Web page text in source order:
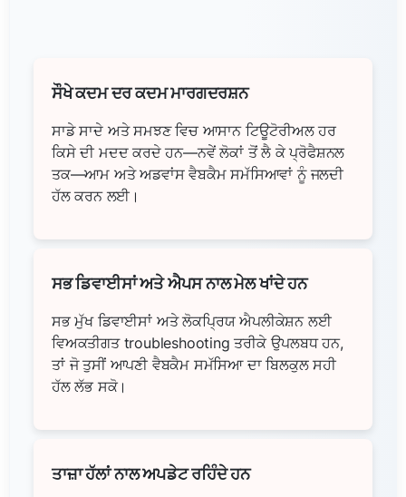
ਸੌਖੇ ਕਦਮ ਦਰ ਕਦਮ ਮਾਰਗਦਰਸ਼ਨ
ਸਾਡੇ ਸਾਦੇ ਅਤੇ ਸਮਝਣ ਵਿਚ ਆਸਾਨ ਟਿਊਟੋਰੀਅਲ ਹਰ
ਕਿਸੇ ਦੀ ਮਦਦ ਕਰਦੇ ਹਨ—ਨਵੇਂ ਲੋਕਾਂ ਤੋਂ ਲੈ ਕੇ ਪ੍ਰੋਫੈਸ਼ਨਲ
ਤਕ—ਆਮ ਅਤੇ ਅਡਵਾਂਸ ਵੈਬਕੈਮ ਸਮੱਸਿਆਵਾਂ ਨੂੰ ਜਲਦੀ
ਹੱਲ ਕਰਨ ਲਈ।
ਸਭ ਡਿਵਾਈਸਾਂ ਅਤੇ ਐਪਸ ਨਾਲ ਮੇਲ ਖਾਂਦੇ ਹਨ
ਸਭ ਮੁੱਖ ਡਿਵਾਈਸਾਂ ਅਤੇ ਲੋਕਪ੍ਰਿਯ ਐਪਲੀਕੇਸ਼ਨ ਲਈ
ਵਿਅਕਤੀਗਤ troubleshooting ਤਰੀਕੇ ਉਪਲਬਧ ਹਨ,
ਤਾਂ ਜੋ ਤੁਸੀਂ ਆਪਣੀ ਵੈਬਕੈਮ ਸਮੱਸਿਆ ਦਾ ਬਿਲਕੁਲ ਸਹੀ
ਹੱਲ ਲੱਭ ਸਕੋ।
ਤਾਜ਼ਾ ਹੱਲਾਂ ਨਾਲ ਅਪਡੇਟ ਰਹਿੰਦੇ ਹਨ